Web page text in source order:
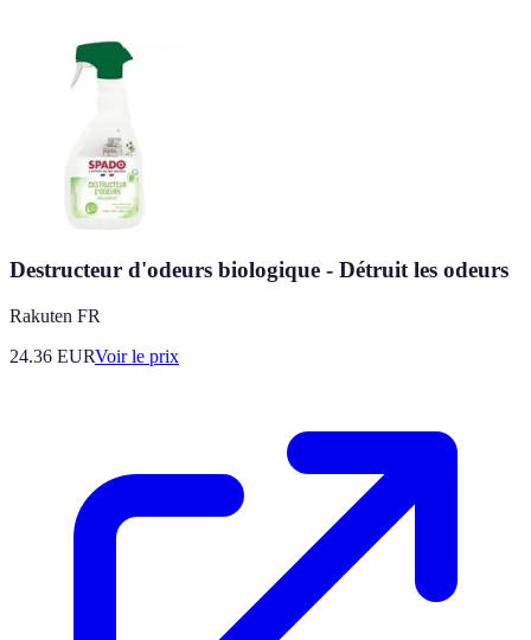
Destructeur d'odeurs biologique - Détruit les odeurs
Rakuten FR
24.36 EURVoir le prix